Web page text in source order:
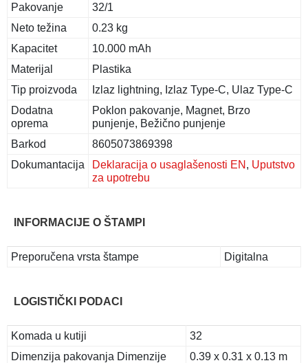
Pakovanje
32/1
Neto težina
0.23 kg
Kapacitet
10.000 mAh
Materijal
Plastika
Tip proizvoda
Izlaz lightning, Izlaz Type-C, Ulaz Type-C
Dodatna
oprema
Poklon pakovanje, Magnet, Brzo
punjenje, Bežično punjenje
Barkod
8605073869398
Dokumantacija
Deklaracija o usaglašenosti EN , Uputstvo
za upotrebu
INFORMACIJE O ŠTAMPI
Preporučena vrsta štampe Digitalna
LOGISTIČKI PODACI
Komada u kutiji
32
Dimenzija pakovanja Dimenzije
0.39 x 0.31 x 0.13 m